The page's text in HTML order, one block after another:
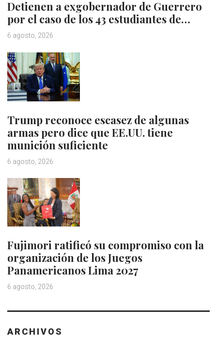
Detienen a exgobernador de Guerrero
por el caso de los 43 estudiantes de…
6 agosto, 2026
Trump reconoce escasez de algunas
armas pero dice que EE.UU. tiene
munición suficiente
6 agosto, 2026
Fujimori ratificó su compromiso con la
organización de los Juegos
Panamericanos Lima 2027
6 agosto, 2026
ARCHIVOS